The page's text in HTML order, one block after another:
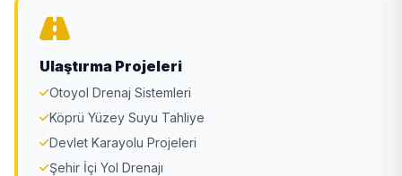
Ulaştırma Projeleri
Otoyol Drenaj Sistemleri
Köprü Yüzey Suyu Tahliye
Devlet Karayolu Projeleri
Şehir İçi Yol Drenajı